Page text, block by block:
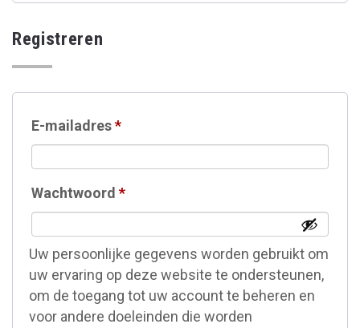
Registreren
E-mailadres*Vereist
Wachtwoord *Vereist
Uw persoonlijke gegevens worden gebruikt om
uw ervaring op deze website te ondersteunen,
om de toegang tot uw account te beheren en
voor andere doeleinden die worden